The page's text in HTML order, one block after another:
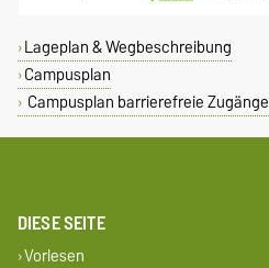
Lageplan & Wegbeschreibung
Campusplan
Campusplan barrierefreie Zugänge
DIESE SEITE
Vorlesen